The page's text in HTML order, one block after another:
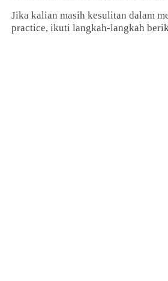
Jika kalian masih kesulitan dalam
practice, ikuti langkah-langkah